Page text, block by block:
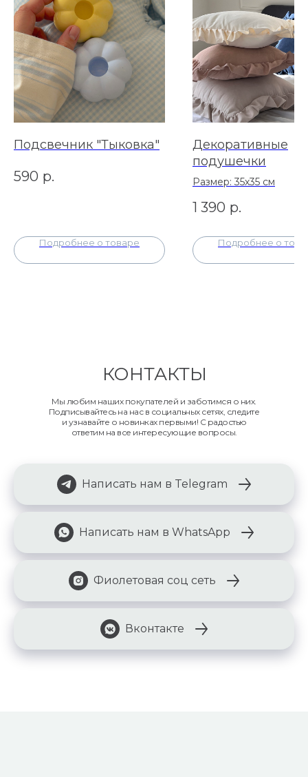
Подсвечник "Тыковка"
590 р.
Подробнее о товаре
Декоративные
подушечки
Размер: 35х35 см
1 390 р.
Подробнее о
КОНТАКТЫ
Мы любим наших покупателей и заботимся о них.
Подписывайтесь на нас в социальных сетях, следите
и узнавайте о новинках первыми! С радостью
ответим на все интересующие вопросы.
Написать нам в Telegram
Написать нам в WhatsApp
Фиолетовая соц сеть
Вконтакте